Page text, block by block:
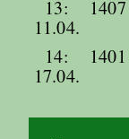
13:
11.04.
1407
14:
17.04.
1401